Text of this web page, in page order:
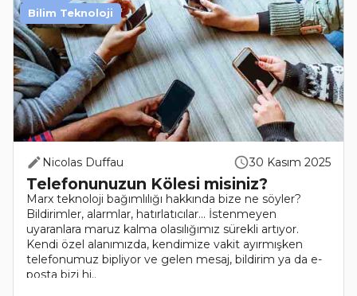
Nicolas Duffau 30 Kasım 2025
Telefonunuzun Kölesi misiniz?
Marx teknoloji bağımlılığı hakkında bize ne söyler?
Bildirimler, alarmlar, hatırlatıcılar… İstenmeyen
uyaranlara maruz kalma olasılığımız sürekli artıyor.
Kendi özel alanımızda, kendimize vakit ayırmışken
telefonumuz bipliyor ve gelen mesaj, bildirim ya da e-
posta bizi hi..
Bilim Teknoloji